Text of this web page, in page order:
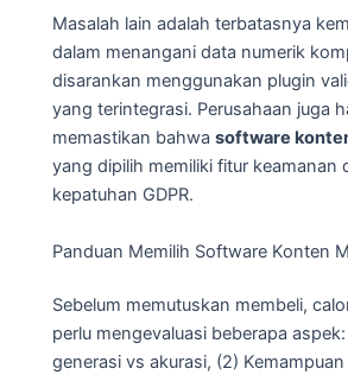
Masalah lain adalah terbatasnya
dalam menangani data numerik
disarankan menggunakan plugin
yang terintegrasi. Perusahaan juga
memastikan bahwa software
yang dipilih memiliki fitur keamanan
kepatuhan GDPR.
Panduan Memilih Software Konten
Sebelum memutuskan membeli,
perlu mengevaluasi beberapa
generasi vs akurasi, (2)